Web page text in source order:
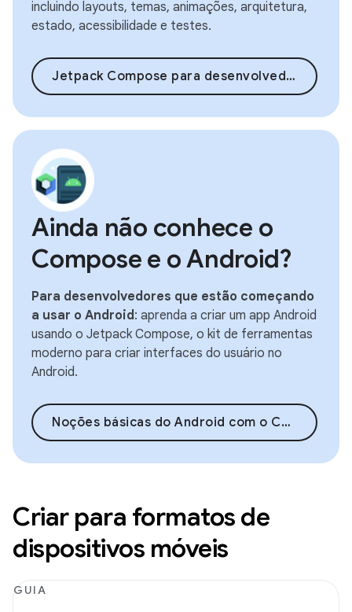
incluindo layouts, temas, animações, arquitetura,
estado, acessibilidade e testes.
Jetpack Compose para desenvolvedores Android
Ainda não conhece o
Compose e o Android?
Para desenvolvedores que estão começando
a usar o Android: aprenda a criar um app Android
usando o Jetpack Compose, o kit de ferramentas
moderno para criar interfaces do usuário no
Android.
Noções básicas do Android com o Compose
Criar para formatos de
dispositivos móveis
GUIA